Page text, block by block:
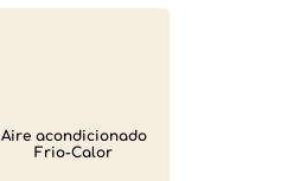
Aire acondicionado
Frio-Calor